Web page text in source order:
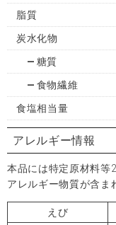
脂質
炭水化物
糖質
食物繊維
食塩相当量
アレルギー情報
本品には特定原材料等
アレルギー物質が含ま
えび